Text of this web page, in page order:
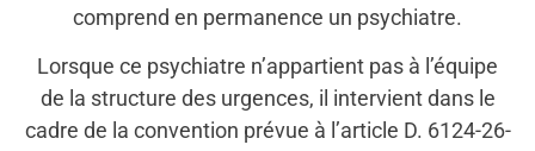
comprend en permanence un psychiatre.
Lorsque ce psychiatre n’appartient pas à l’équipe
de la structure des urgences, il intervient dans le
cadre de la convention prévue à l’article D. 6124-26-